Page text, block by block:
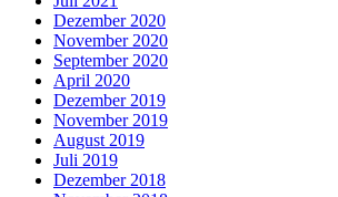
Dezember 2020
November 2020
September 2020
April 2020
Dezember 2019
November 2019
August 2019
Juli 2019
Dezember 2018